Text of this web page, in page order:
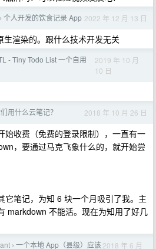
› 个人开发的饮食记录 App 2022 年 12 月 13 日
生渲染的。跟什么技术开发无关
- Tiny Todo List 一个自用
2019 年 10 月
10 日
用什么云笔记？ 2018 年 10 月 26 日
始收费（免费的登录限制），一直有一
，要通过马克飞象什么的，就开始尝
它笔记，为知 6 块一个月吸引了我。主
markdown 不能活。现在为知用了好几
› 一个本地 App（县级）应该2018 年 6 月